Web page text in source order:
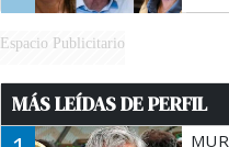
Espacio Publicitario
MÁS LEÍDAS DE PERFIL